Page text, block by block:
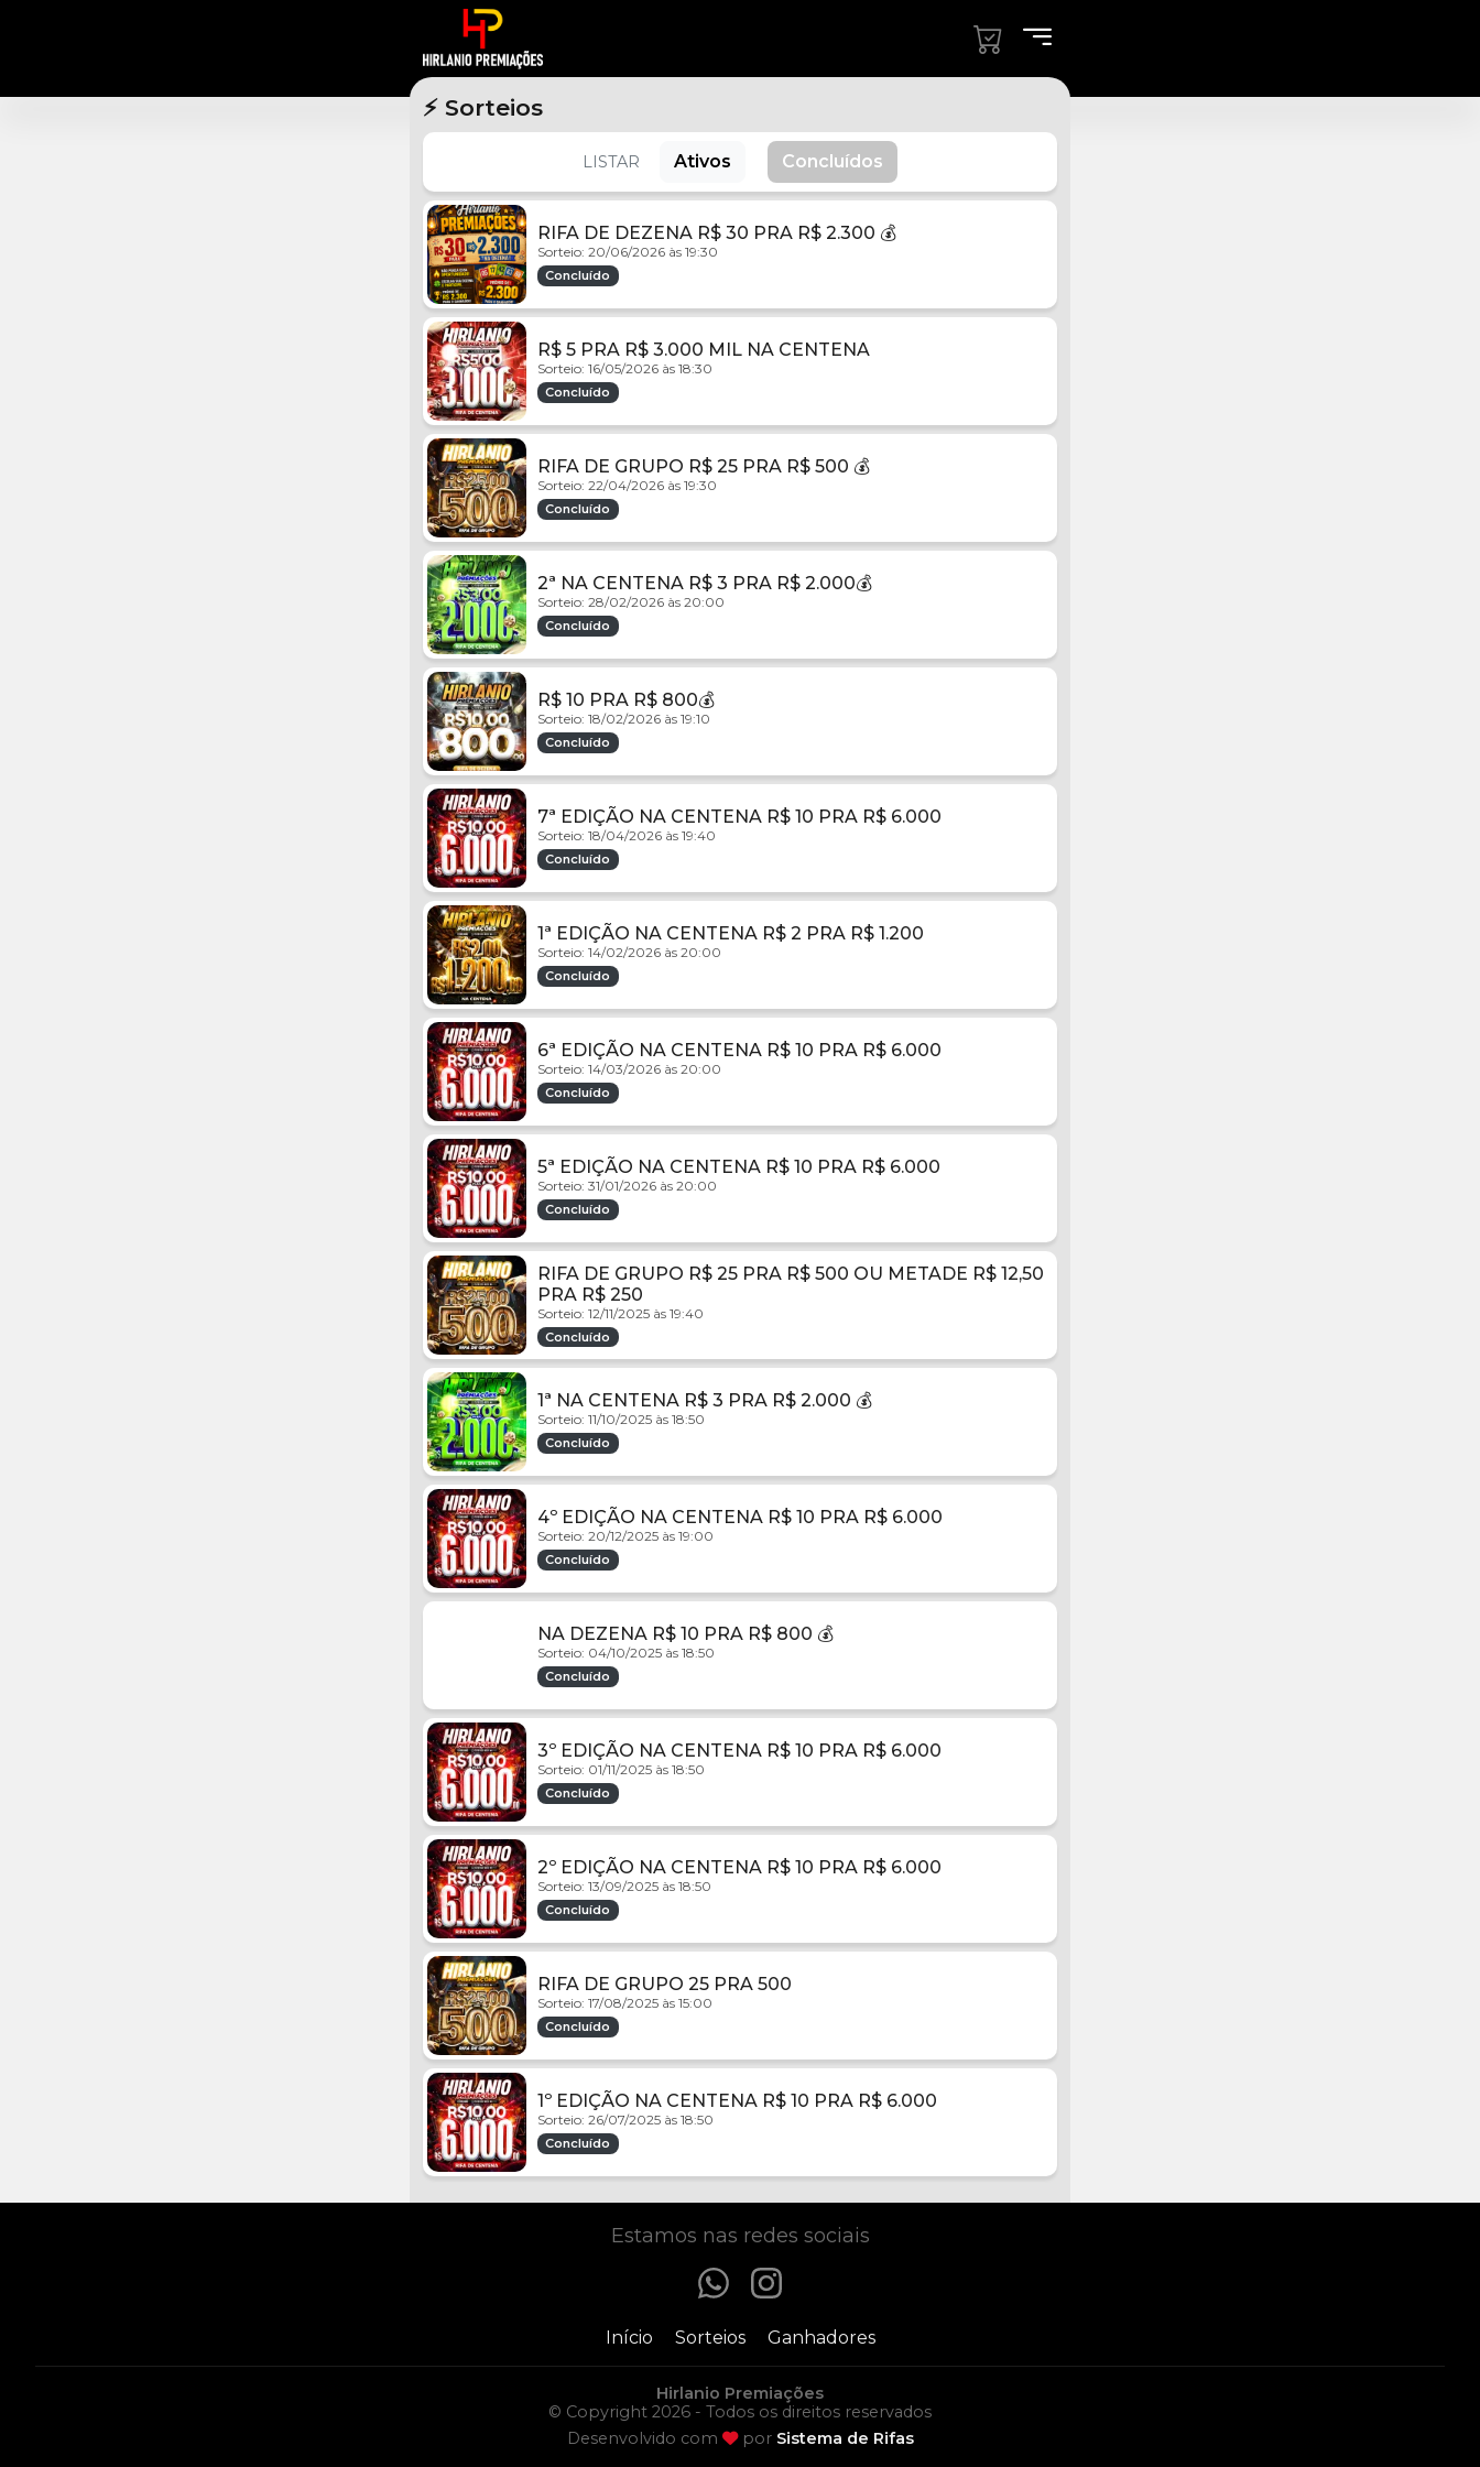
⚡ Sorteios
LISTAR Ativos Concluídos
RIFA DE DEZENA R$ 30 PRA R$ 2.300 💰
Sorteio: 20/06/2026 às 19:30
Concluído
R$ 5 PRA R$ 3.000 MIL NA CENTENA
Sorteio: 16/05/2026 às 18:30
Concluído
RIFA DE GRUPO R$ 25 PRA R$ 500 💰
Sorteio: 22/04/2026 às 19:30
Concluído
2ª NA CENTENA R$ 3 PRA R$ 2.000💰
Sorteio: 28/02/2026 às 20:00
Concluído
R$ 10 PRA R$ 800💰
Sorteio: 18/02/2026 às 19:10
Concluído
7ª EDIÇÃO NA CENTENA R$ 10 PRA R$ 6.000
Sorteio: 18/04/2026 às 19:40
Concluído
1ª EDIÇÃO NA CENTENA R$ 2 PRA R$ 1.200
Sorteio: 14/02/2026 às 20:00
Concluído
6ª EDIÇÃO NA CENTENA R$ 10 PRA R$ 6.000
Sorteio: 14/03/2026 às 20:00
Concluído
5ª EDIÇÃO NA CENTENA R$ 10 PRA R$ 6.000
Sorteio: 31/01/2026 às 20:00
Concluído
RIFA DE GRUPO R$ 25 PRA R$ 500 OU METADE R$ 12,50
PRA R$ 250
Sorteio: 12/11/2025 às 19:40
Concluído
1ª NA CENTENA R$ 3 PRA R$ 2.000 💰
Sorteio: 11/10/2025 às 18:50
Concluído
4º EDIÇÃO NA CENTENA R$ 10 PRA R$ 6.000
Sorteio: 20/12/2025 às 19:00
Concluído
NA DEZENA R$ 10 PRA R$ 800 💰
Sorteio: 04/10/2025 às 18:50
Concluído
3º EDIÇÃO NA CENTENA R$ 10 PRA R$ 6.000
Sorteio: 01/11/2025 às 18:50
Concluído
2º EDIÇÃO NA CENTENA R$ 10 PRA R$ 6.000
Sorteio: 13/09/2025 às 18:50
Concluído
RIFA DE GRUPO 25 PRA 500
Sorteio: 17/08/2025 às 15:00
Concluído
1º EDIÇÃO NA CENTENA R$ 10 PRA R$ 6.000
Sorteio: 26/07/2025 às 18:50
Concluído
Estamos nas redes sociais
Início Sorteios Ganhadores
Hirlanio Premiações
© Copyright 2026 - Todos os direitos reservados
Desenvolvido com
por Sistema de Rifas